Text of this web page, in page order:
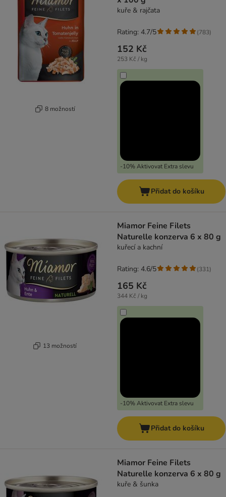
8 možností
kuře & rajčata
152 Kč
253 Kč / kg
-10% Aktivovat Extra slevu
Rating: 4.7/5 (783)
Přidat do košíku
13 možností
Miamor Feine Filets
Naturelle konzerva 6 x 80 g
kuřecí a kachní
165 Kč
344 Kč / kg
-10% Aktivovat Extra slevu
Rating: 4.6/5 (331)
Přidat do košíku
Miamor Feine Filets
Naturelle konzerva 6 x 80 g
kuře & šunka